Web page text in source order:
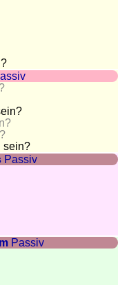
sein?
Passiv
Passiv